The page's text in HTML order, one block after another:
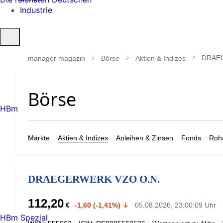
Industrie
öffnen
manager magazin Börse Aktien & Indizes
Märkte Aktien & Indizes Anleihen & Zinsen Fonds
DRAEGERWERK VZO O.N.
112,20 € -1,60 (-1,41%) 05.08.2026, 23:00:09 Uhr
HBm
HBm Spezial